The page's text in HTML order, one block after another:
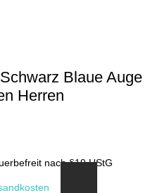
Blaue Auge
Herren
nach §19 UStG